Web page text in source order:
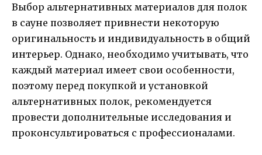
Выбор альтернативных материалов для полок
в сауне позволяет привнести некоторую
оригинальность и индивидуальность в общий
интерьер. Однако, необходимо учитывать, что
каждый материал имеет свои особенности,
поэтому перед покупкой и установкой
альтернативных полок, рекомендуется
провести дополнительные исследования и
проконсультироваться с профессионалами.